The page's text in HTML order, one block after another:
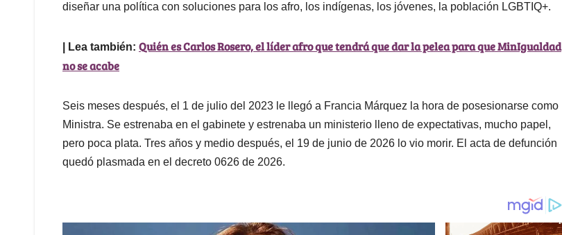
diseñar una política con soluciones para los afro, los indígenas, los jóvenes, la población LGBTIQ+.
| Lea también: Quién es Carlos Rosero, el líder afro que tendrá que dar la pelea para que MinIgualdad
no se acabe
Seis meses después, el 1 de julio del 2023 le llegó a Francia Márquez la hora de posesionarse como
Ministra. Se estrenaba en el gabinete y estrenaba un ministerio lleno de expectativas, mucho papel,
pero poca plata. Tres años y medio después, el 19 de junio de 2026 lo vio morir. El acta de defunción
quedó plasmada en el decreto 0626 de 2026.